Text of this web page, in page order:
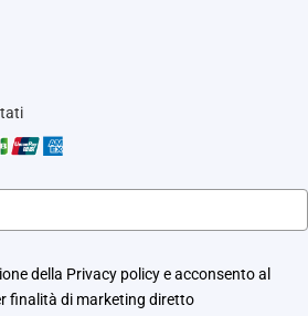
della Privacy policy e acconsento al
finalità di marketing diretto